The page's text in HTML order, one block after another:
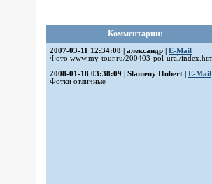
Комментарии:
2007-03-11 12:34:08 | александр | E-Mail
Фото www.my-tour.ru/200403-pol-ural/
2008-01-18 03:38:09 | Slameny Hubert | E-Mail
Фотки отличные